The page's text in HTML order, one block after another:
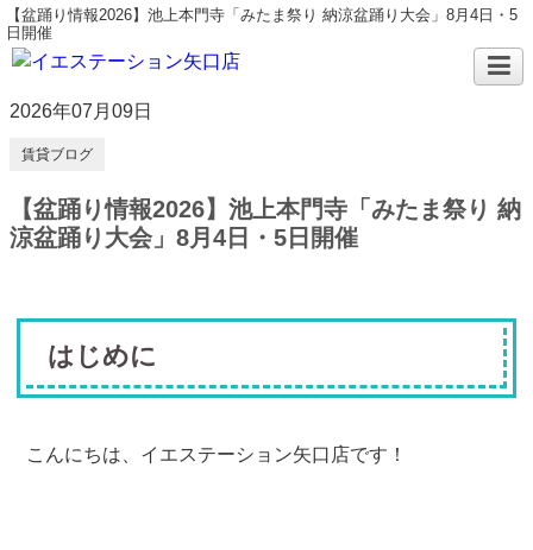
【盆踊り情報2026】池上本門寺「みたま祭り 納涼盆踊り大会」8月4日・5
日開催
2026年07月09日
賃貸ブログ
【盆踊り情報2026】池上本門寺「みたま祭り 納
涼盆踊り大会」8月4日・5日開催
はじめに
こんにちは、イエステーション矢口店です！